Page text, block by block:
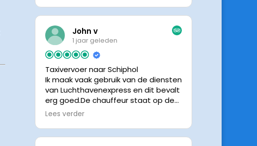
John v
1 jaar geleden
Taxivervoer naar Schiphol
Ik maak vaak gebruik van de diensten
van Luchthavenexpress en dit bevalt
erg goed.De chauffeur staat op de
afgesproken tijd klaar om je op te
neemt de chauffeur direct contact
Lees verder